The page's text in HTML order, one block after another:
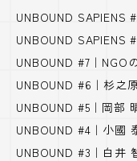
UNBOUND SAPIENS
UNBOUND SAPIENS
UNBOUND #7｜NGO
UNBOUND #6｜杉之
UNBOUND #5｜岡部
UNBOUND #4｜小國
UNBOUND #3｜白井